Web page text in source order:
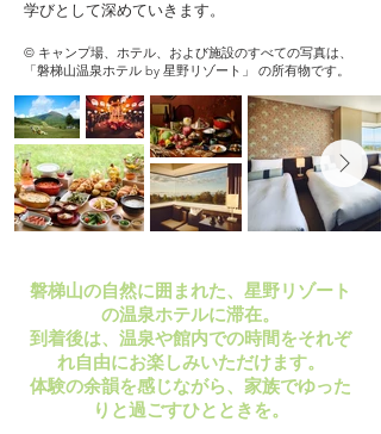
学びとして深めていきます。
© キャンプ場、ホテル、および施設のすべての写真は、
「磐梯山温泉ホテル by 星野リゾート」 の所有物です。
磐梯山の自然に囲まれた、星野リゾート
の温泉ホテルに滞在。
到着後は、温泉や館内での時間をそれぞ
れ自由にお楽しみいただけます。
体験の余韻を感じながら、家族でゆった
りと過ごすひとときを。